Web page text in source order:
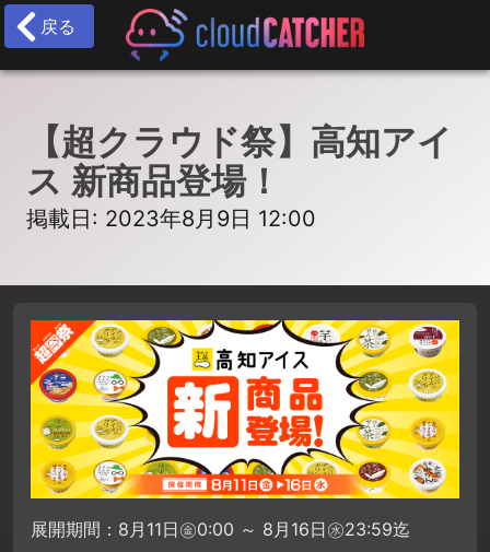
戻る
【超クラウド祭】高知アイ
ス 新商品登場！
掲載日: 2023年8月9日 12:00
展開期間：8月11日㊎0:00 ～ 8月16日㊌23:59迄